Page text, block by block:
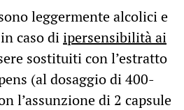
leggermente alcolici e
caso diipersensibilità ai
sostituiti con l’estratto
(al dosaggio di 400-
l’assunzione di 2 capsule